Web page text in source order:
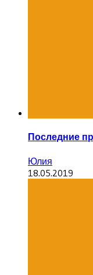
Последние
Юлия
18.05.2019